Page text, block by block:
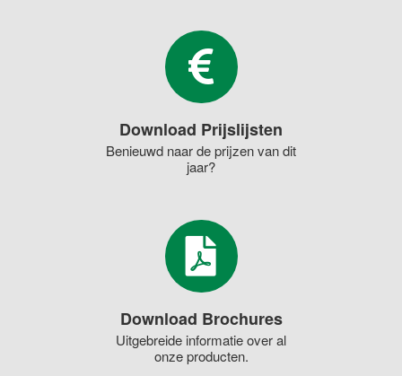
Download Prijslijsten
Benieuwd naar de prijzen van dit
jaar?
Download Brochures
Uitgebreide informatie over al
onze producten.